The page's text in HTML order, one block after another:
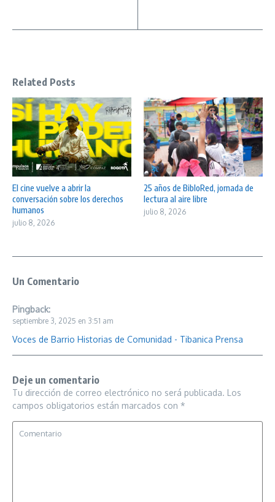
Related Posts
El cine vuelve a abrir la
conversación sobre los derechos
humanos
julio 8, 2026
25 años de BibloRed, jornada de
lectura al aire libre
julio 8, 2026
Un Comentario
Pingback:
septiembre 3, 2025 en 3:51 am
Voces de Barrio Historias de Comunidad - Tibanica Prensa
Deje un comentario
Tu dirección de correo electrónico no será publicada. Los
campos obligatorios están marcados con *